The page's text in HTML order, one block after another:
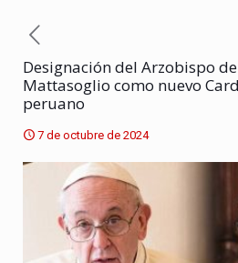
Designación del Arzobispo
Mattasoglio como nuevo
peruano
7 de octubre de 2024